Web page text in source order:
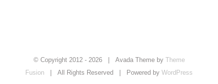
© Copyright 2012 - 2026 | Avada Theme by Theme
Fusion | All Rights Reserved | Powered by WordPress